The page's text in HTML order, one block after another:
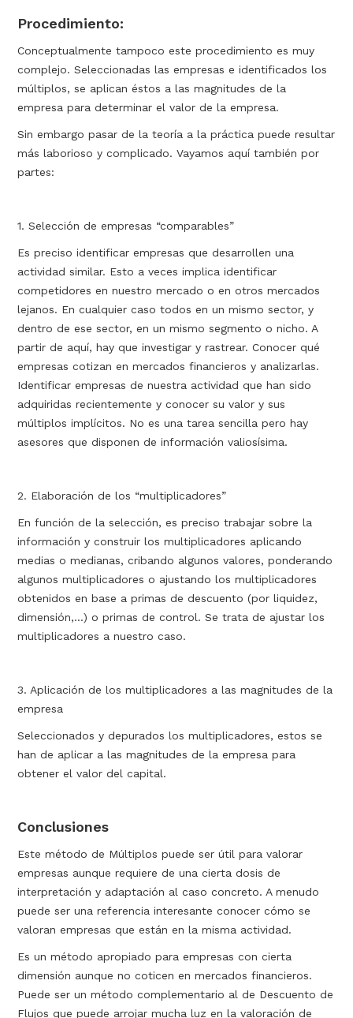
Procedimiento:
Conceptualmente tampoco este procedimiento es muy
complejo. Seleccionadas las empresas e identificados los
múltiplos, se aplican éstos a las magnitudes de la
empresa para determinar el valor de la empresa.
Sin embargo pasar de la teoría a la práctica puede resultar
más laborioso y complicado. Vayamos aquí también por
partes:
1. Selección de empresas “comparables”
Es preciso identificar empresas que desarrollen una
actividad similar. Esto a veces implica identificar
competidores en nuestro mercado o en otros mercados
lejanos. En cualquier caso todos en un mismo sector, y
dentro de ese sector, en un mismo segmento o nicho. A
partir de aquí, hay que investigar y rastrear. Conocer qué
empresas cotizan en mercados financieros y analizarlas.
Identificar empresas de nuestra actividad que han sido
adquiridas recientemente y conocer su valor y sus
múltiplos implícitos. No es una tarea sencilla pero hay
asesores que disponen de información valiosísima.
2. Elaboración de los “multiplicadores”
En función de la selección, es preciso trabajar sobre la
información y construir los multiplicadores aplicando
medias o medianas, cribando algunos valores, ponderando
algunos multiplicadores o ajustando los multiplicadores
obtenidos en base a primas de descuento (por liquidez,
dimensión,...) o primas de control. Se trata de ajustar los
multiplicadores a nuestro caso.
3. Aplicación de los multiplicadores a las magnitudes de la
empresa
Seleccionados y depurados los multiplicadores, estos se
han de aplicar a las magnitudes de la empresa para
obtener el valor del capital.
Conclusiones
Este método de Múltiplos puede ser útil para valorar
empresas aunque requiere de una cierta dosis de
interpretación y adaptación al caso concreto. A menudo
puede ser una referencia interesante conocer cómo se
valoran empresas que están en la misma actividad.
Es un método apropiado para empresas con cierta
dimensión aunque no coticen en mercados financieros.
Puede ser un método complementario al de Descuento de
Flujos que puede arrojar mucha luz en la valoración de